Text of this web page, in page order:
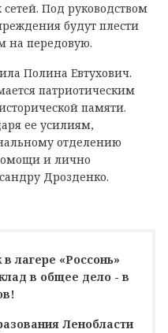
Под руководством
будут плести
на передовую.
Полина Евтухович.
патриотическим
памяти.
ее усилиям,
отделению
и лично
Дрозденко.
лагере «Россонь»
в общее дело - в
Ленобласти